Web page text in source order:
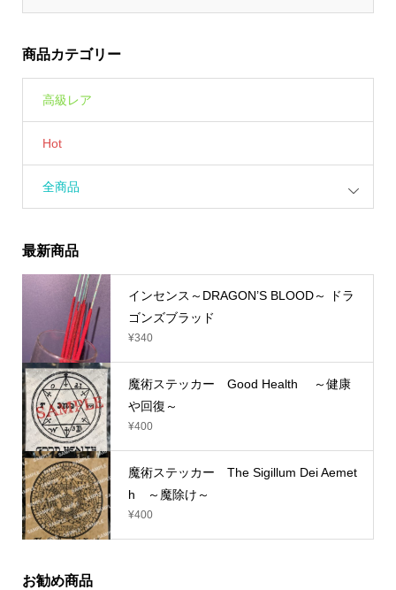
商品カテゴリー
高級レア
Hot
全商品
最新商品
インセンス～DRAGON’S BLOOD～ ドラ
ゴンズブラッド
¥340
魔術ステッカー Good Health ～健康
や回復～
¥400
魔術ステッカー The Sigillum Dei Aemet
h ～魔除け～
¥400
お勧め商品